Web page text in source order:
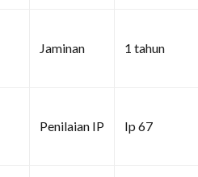
Jaminan 1 tahun
Penilaian IP Ip 67